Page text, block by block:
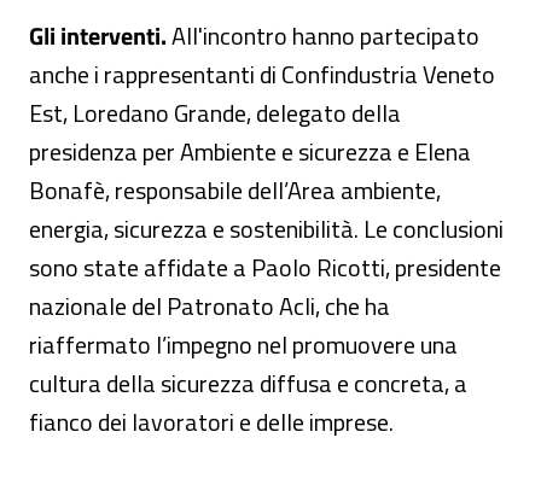
Gli interventi.All'incontro hanno partecipato
anche i rappresentanti di Confindustria Veneto
Est, Loredano Grande, delegato della
presidenza per Ambiente e sicurezza e Elena
Bonafè, responsabile dell’Area ambiente,
energia, sicurezza e sostenibilità. Le conclusioni
sono state affidate a Paolo Ricotti, presidente
nazionale del Patronato Acli, che ha
riaffermato l’impegno nel promuovere una
cultura della sicurezza diffusa e concreta, a
fianco dei lavoratori e delle imprese.